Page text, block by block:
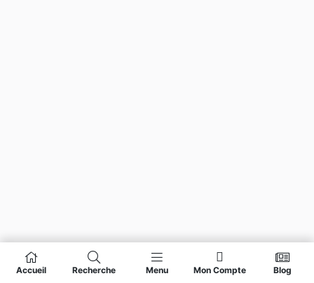
Accueil Recherche Menu Mon Compte Blog